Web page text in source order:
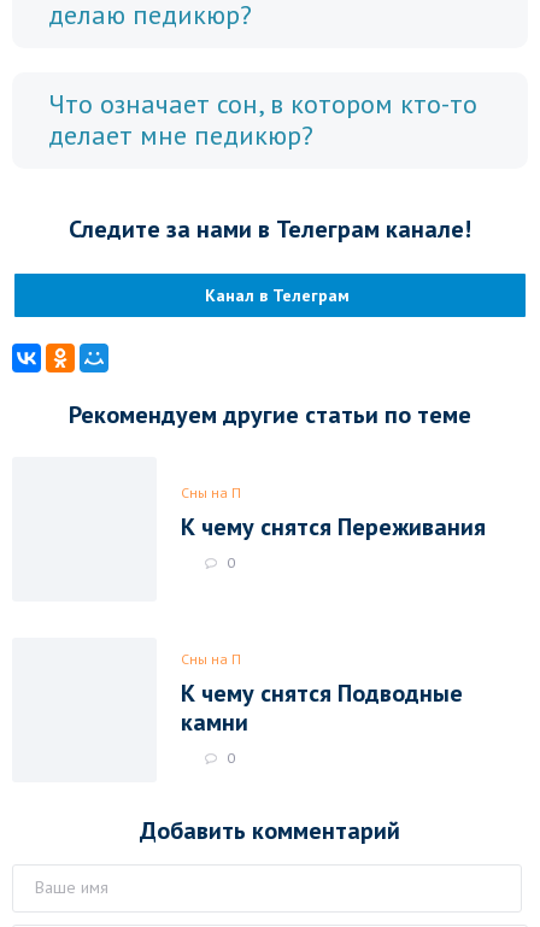
делаю педикюр?
Что означает сон, в котором кто-то
делает мне педикюр?
Следите за нами в Телеграм канале!
Канал в Телеграм
Рекомендуем другие статьи по теме
Сны на П
К чему снятся Переживания
0
Сны на П
К чему снятся Подводные
камни
0
Добавить комментарий